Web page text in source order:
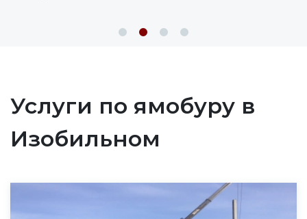
Услуги по ямобуру в
Изобильном